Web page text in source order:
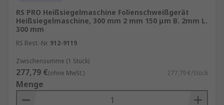
RS PRO Heißsiegelmaschine Folienschweißgerät
Heißsiegelmaschine, 300 mm 2 mm 150 μm B. 2mm L.
300 mm
RS Best.-Nr. 912-9119
Zwischensumme (1 Stück)
277,79 €(ohne MwSt.) 277,79 €/Stück
Menge